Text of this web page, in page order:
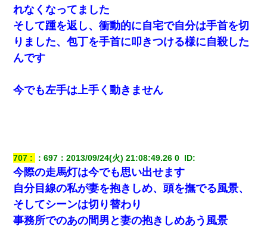
れなくなってました
そして踵を返し、衝動的に自宅で自分は手首を切
りました、包丁を手首に叩きつける様に自殺した
んです
今でも左手は上手く動きません
707 ：697 ：2013/09/24(火) 21:08:49.26 0 ID:
今際の走馬灯は今でも思い出せます
自分目線の私が妻を抱きしめ、頭を撫でる風景、
そしてシーンは切り替わり
事務所でのあの間男と妻の抱きしめあう風景